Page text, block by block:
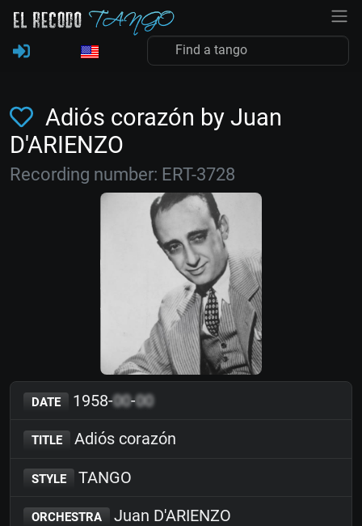
Adiós corazón by Juan
D'ARIENZO
Recording number: ERT-3728
DATE 1958-00-00
TITLE Adiós corazón
STYLE TANGO
ORCHESTRA Juan D'ARIENZO